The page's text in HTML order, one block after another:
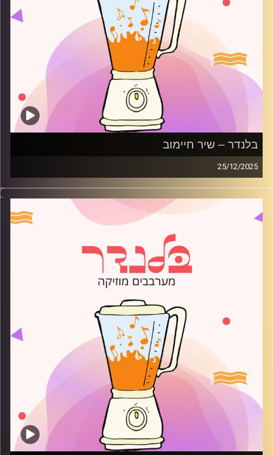
בלנדר – שיר חיימוב
25/12/2025
מוזיקה רגועה לפתוח איתה את הבוקר בהגשת שיר חיימוב
קרדיט תמונות:
AudioVersity